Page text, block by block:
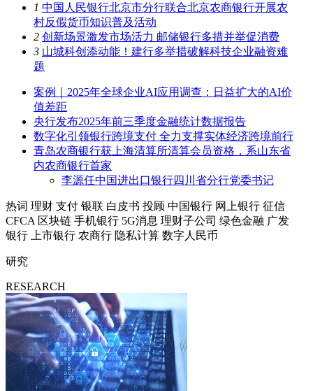
1 中国人民银行北京市分行联合北京农商银行开展农
村反假货币知识普及活动
2 创新场景激发市场活力 邮储银行多措并举促消费
3 山城科创添动能！建行多举措破解科技企业融资难
题
案例｜2025年全球企业AI应用调查：日益扩大的AI价
值差距
央行发布2025年前三季度金融统计数据报告
数字化引领银行跨境支付 全力支撑实体经济跨境前行
青岛农商银行获上海清算所清算会员资格，系山东省
内农商银行首家
李源任中国进出口银行四川省分行党委书记
热词 理财 支付 银联 白皮书 投顾 中国银行 网上银行 征信
CFCA 区块链 手机银行 5G消息 理财子公司 绿色金融 广发
银行
上市银行 农商行 隐私计算 数字人民币
研究
RESEARCH